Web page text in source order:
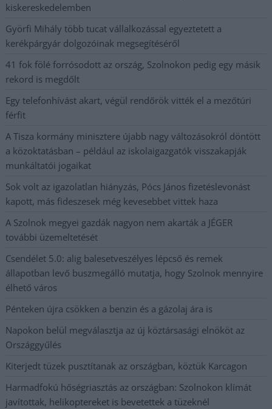
kiskereskedelemben
Györfi Mihály több tucat vállalkozással egyeztetett a
kerékpárgyár dolgozóinak megsegítéséről
41 fok fölé forrósodott az ország, Szolnokon pedig egy másik
rekord is megdőlt
Egy telefonhívást akart, végül rendőrök vitték el a mezőtúri
férfit
A Tisza kormány minisztere újabb nagy változásokról döntött
a közoktatásban – például az iskolaigazgatók visszakapják
munkáltatói jogaikat
Sok volt az igazolatlan hiányzás, Pócs János fizetéslevonást
kapott, más fideszesek még kevesebbet vittek haza
A Szolnok megyei gazdák nagyon nem akarták a JÉGER
további üzemeltetését
Csendélet 5.0: alig balesetveszélyes lépcső és remek
állapotban levő buszmegálló mutatja, hogy Szolnok mennyire
élhető város
Pénteken újra csökken a benzin és a gázolaj ára is
Napokon belül megválasztja az új köztársasági elnököt az
Országgyűlés
Kiterjedt tüzek pusztítanak az országban, köztük Karcagon
Harmadfokú hőségriasztás az országban: Szolnokon klímát
javítottak, helikoptereket is bevetettek a tüzeknél